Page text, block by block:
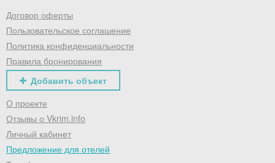
Договор оферты
Пользовательское соглашение
Политика конфиденциальности
Правила бронирования
Добавить объект
О проекте
Отзывы о Vkrim.info
Личный кабинет
Предложение для отелей